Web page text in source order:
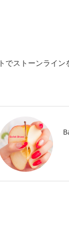
ストーンライ